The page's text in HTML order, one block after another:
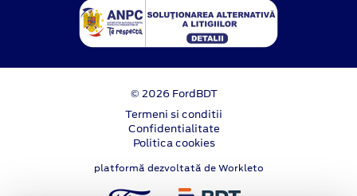
© 2026 FordBDT
Termeni si conditii
Confidentialitate
Politica cookies
platformă dezvoltată de Workleto